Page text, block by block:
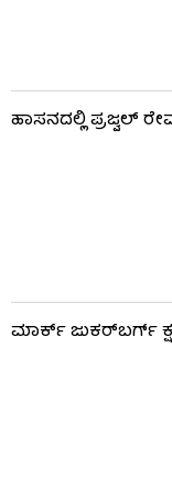
ಹಾಸನದಲ್ಲಿ ಪ್ರಜ್ವಲ್
ಮಾರ್ಕ್ ಜುಕರ್‌ಬರ್ಗ್